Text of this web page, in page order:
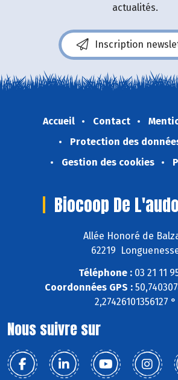
actualités.
Inscription
Accueil Contact
Protection des
Gestion des cookies
Biocoop De
Allée Honoré de
62219
Téléphone :03 21 11
Coordonnées GPS :
2,27426101356127 °
Nous suivre sur